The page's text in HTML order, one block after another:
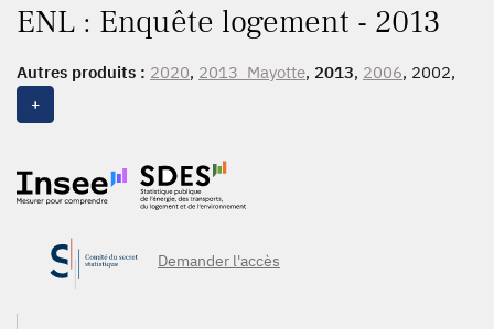
ENL : Enquête logement - 2013
Autres produits : 2020, 2013_Mayotte, 2013, 2006, 2002,
1996, 1992, 1988, 1984, 1978, 1973, 1970
+
Demander l'accès